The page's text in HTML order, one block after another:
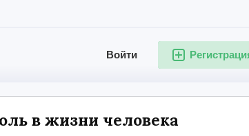
Войти
в жизни человека